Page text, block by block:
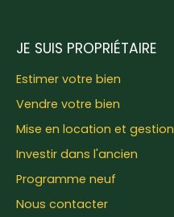
JE SUIS PROPRIÉTAIRE
Estimer votre bien
Vendre votre bien
Mise en location et gestion
Investir dans l'ancien
Programme neuf
Nous contacter